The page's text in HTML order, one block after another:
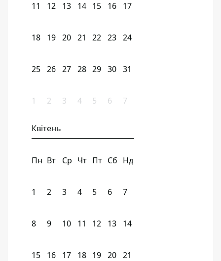
11 12 13 14 15 16 17
18 19 20 21 22 23 24
25 26 27 28 29 30 31
1 2 3 4 5 6 7
Квітень
Пн Вт Ср Чт Пт Сб Нд
1 2 3 4 5 6 7
8 9 10 11 12 13 14
15 16 17 18 19 20 21